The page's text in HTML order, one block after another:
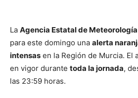
La Agencia Estatal de
para este domingo una alerta
intensas en la Región de Murcia. El
en vigor durante toda la jornada,
las 23:59 horas.